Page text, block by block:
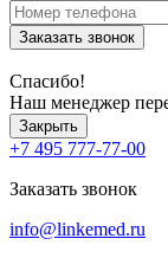
Заказать звонок
Спасибо!
Наш менеджер
Закрыть
+7 495 777-77-00
Заказать звонок
info@linkemed.ru